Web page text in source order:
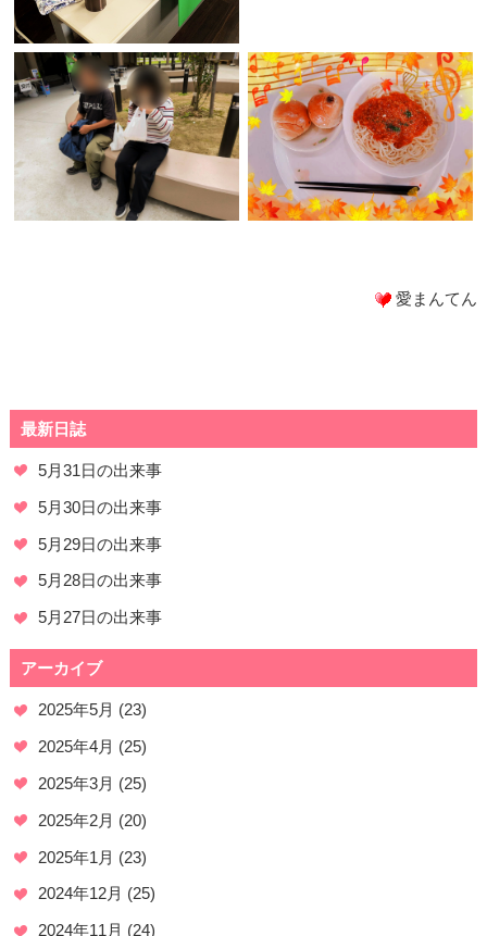
愛まんてん
最新日誌
5月31日の出来事
5月30日の出来事
5月29日の出来事
5月28日の出来事
5月27日の出来事
アーカイブ
2025年5月 (23)
2025年4月 (25)
2025年3月 (25)
2025年2月 (20)
2025年1月 (23)
2024年12月 (25)
2024年11月 (24)